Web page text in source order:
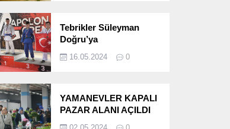
Tebrikler Süleyman
Doğru’ya
16.05.2024 0
YAMANEVLER KAPALI
PAZAR ALANI AÇILDI